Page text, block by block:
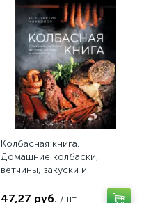
Колбасная книга.
Домашние колбаски,
ветчины, закуски и
47,27 руб. /шт